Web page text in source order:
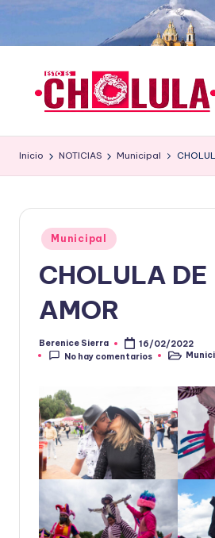
contenido
Inicio NOTICIAS Municipal
Publicado
en
Municipal
CHOLULA DE
AMOR
Publicado
por
Berenice Sierra
16/02/2022
No hay comentarios
Publicado